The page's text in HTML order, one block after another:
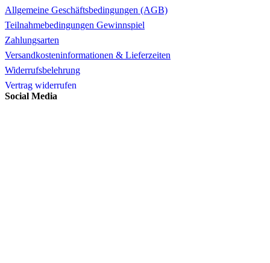
Allgemeine Geschäftsbedingungen (AGB)
Teilnahmebedingungen Gewinnspiel
Zahlungsarten
Versandkosteninformationen & Lieferzeiten
Widerrufsbelehrung
Vertrag widerrufen
Social Media